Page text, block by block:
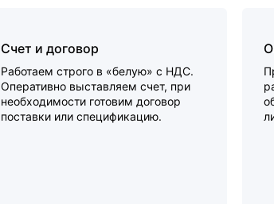
Счет и договор
Работаем строго в «белую» с НДС.
Оперативно выставляем счет, при
необходимости готовим договор
поставки или спецификацию.